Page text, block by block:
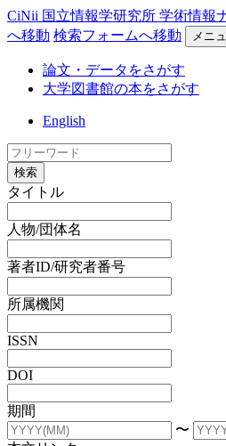
CiNii 国立情報学研究所 学術情報
へ移動 検索フォームへ移動 メニ
論文・データをさがす
大学図書館の本をさがす
English
検索
タイトル
人物/団体名
著者ID/研究者番号
所属機関
ISSN
DOI
期間
〜